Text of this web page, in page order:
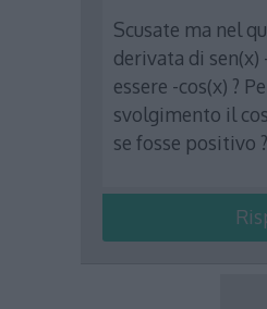
Scusate ma nel
derivata di sen(x)
essere -cos(x) ?
svolgimento il
se fosse positivo ?